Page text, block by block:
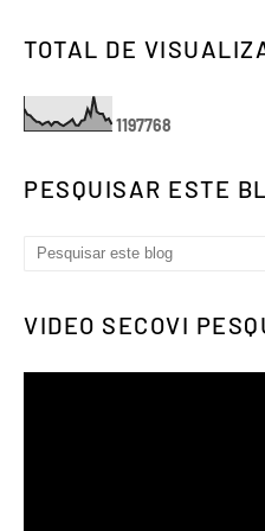
TOTAL DE
1197768
PESQUISAR ESTE
VIDEO SECOVI